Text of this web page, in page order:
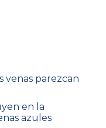
venas parezcan
en la
azules